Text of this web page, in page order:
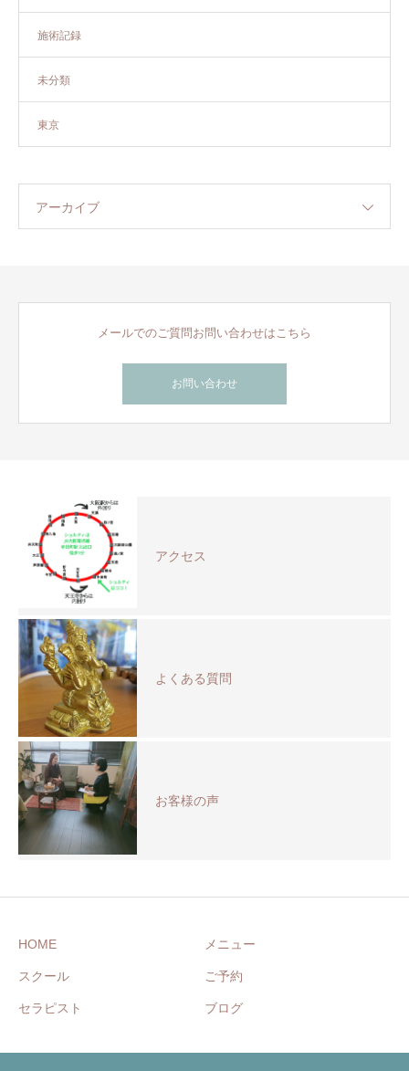
施術記録
未分類
東京
アーカイブ
メールでのご質問お問い合わせはこちら
お問い合わせ
アクセス
よくある質問
お客様の声
HOME メニュー
スクール ご予約
セラピスト ブログ